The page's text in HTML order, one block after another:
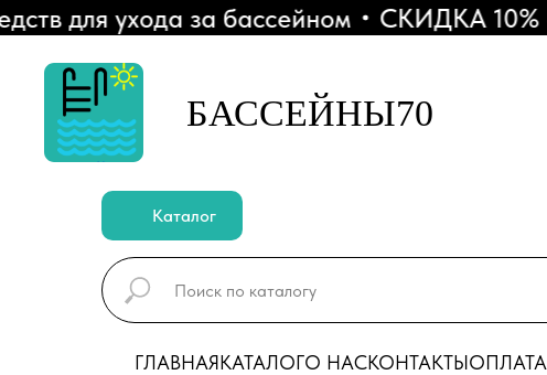
ухода за бассейном СКИДКА 10% -
БАССЕЙНЫ70
Каталог
ГЛАВНАЯКАТАЛОГО НАСКОНТАКТЫ